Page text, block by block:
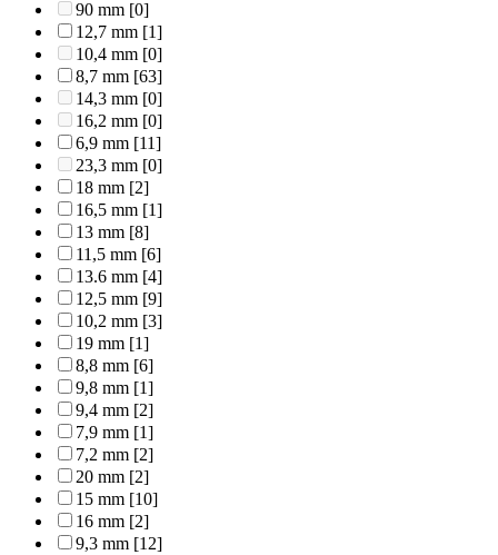
90 mm [0]
12,7 mm [1]
10,4 mm [0]
8,7 mm [63]
14,3 mm [0]
16,2 mm [0]
6,9 mm [11]
23,3 mm [0]
18 mm [2]
16,5 mm [1]
13 mm [8]
11,5 mm [6]
13.6 mm [4]
12,5 mm [9]
10,2 mm [3]
19 mm [1]
8,8 mm [6]
9,8 mm [1]
9,4 mm [2]
7,9 mm [1]
7,2 mm [2]
20 mm [2]
15 mm [10]
16 mm [2]
9,3 mm [12]